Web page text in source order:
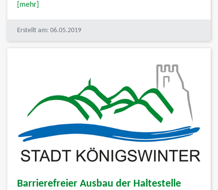
[mehr]
Erstellt am: 06.05.2019
Barrierefreier Ausbau der Haltestelle